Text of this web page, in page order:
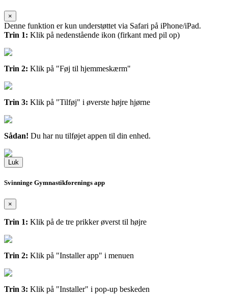
×
Denne funktion er kun understøttet via Safari på iPhone/iPad.
Trin 1: Klik på nedenstående ikon (firkant med pil op)
Trin 2: Klik på "Føj til hjemmeskærm"
Trin 3: Klik på "Tilføj" i øverste højre hjørne
Sådan! Du har nu tilføjet appen til din enhed.
Luk
Svinninge Gymnastikforenings app
×
Trin 1: Klik på de tre prikker øverst til højre
Trin 2: Klik på "Installer app" i menuen
Trin 3: Klik på "Installer" i pop-up beskeden